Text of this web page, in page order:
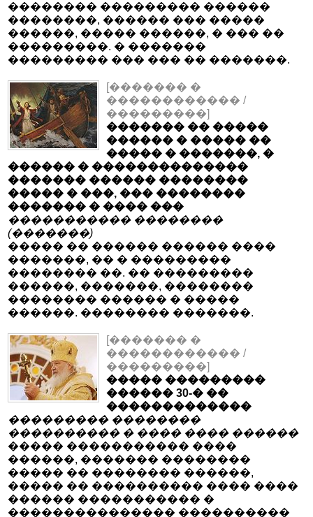
�������� ��������� ������
��������, ������ ��� �����
������, ����� ������, � ��� ��
���������. � �������
��������� ��� ��� �� �������.
[������� �
������������ /
���������]
������� �� �����
������ � ����� ��
����� � �������, �
������ � ��������������
������� ������ ��������
����� � ���, ��� ��������
������� � ���� ���
����������� ��������
(�������)
����� �� ������ ������ ����
�������, �� � ���������
�������� ��. �� ���������
������, �������, ��������
�������� ������ � �����
������. �������� �������.
[������� �
������������ /
���������]
����� ���������
������ 30-� ��
�������������
��������� ��������
���������� � ���� ���� ������
����� ����������� ����
������, ������� ��������
����� �� �������� ������,
����� �� ���������� ���� ����
������ ����������� �
��������������� ����������